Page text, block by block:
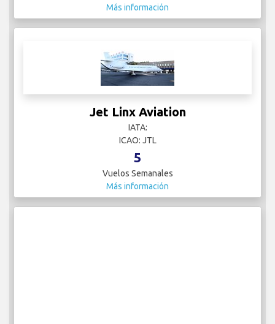
Más información
Jet Linx Aviation
IATA:
ICAO: JTL
5
Vuelos Semanales
Más información